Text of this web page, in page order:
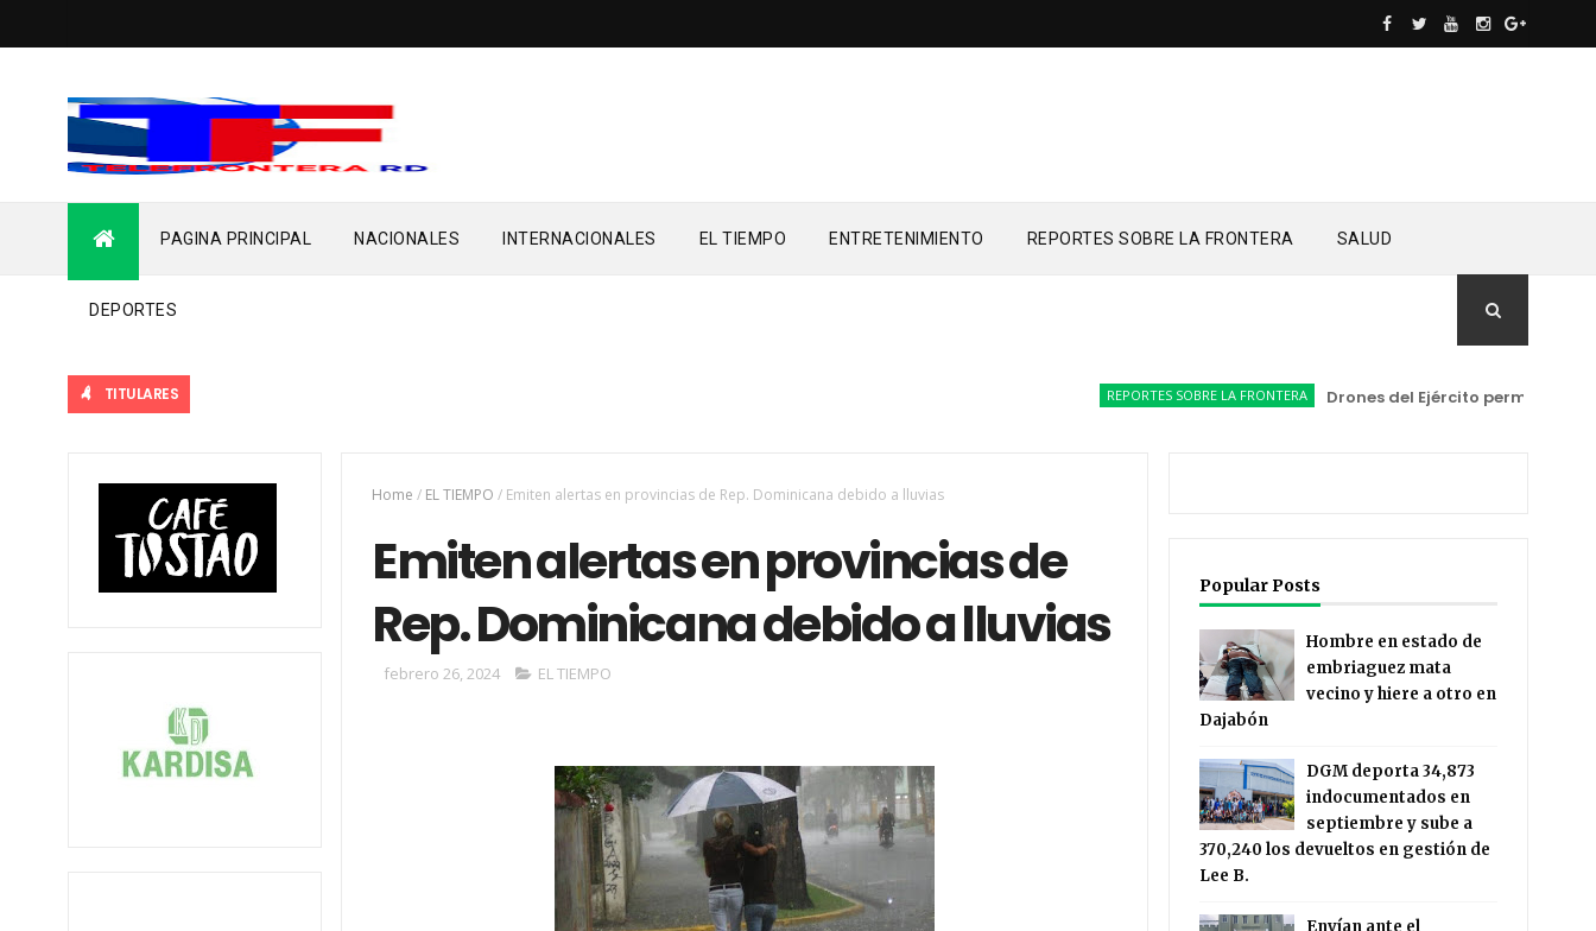
PAGINA PRINCIPAL NACIONALES INTERNACIONALES EL TIEMPO ENTRETENIMIENTO REPORTES SOBRE LA FRONTERA SALUD
DEPORTES
TITULARES REPORTES SOBRE LA FRONTERA Drones del Ejército permiten
Home / EL TIEMPO / Emiten alertas en provincias de Rep. Dominicana debido a lluvias
Emiten alertas en provincias de
Rep. Dominicana debido a lluvias
febrero 26, 2024 EL TIEMPO
Popular Posts
Hombre en estado de
embriaguez mata
vecino y hiere a otro en
Dajabón
DGM deporta 34,873
indocumentados en
septiembre y sube a
370,240 los devueltos en gestión de
Lee B.
Envían ante el